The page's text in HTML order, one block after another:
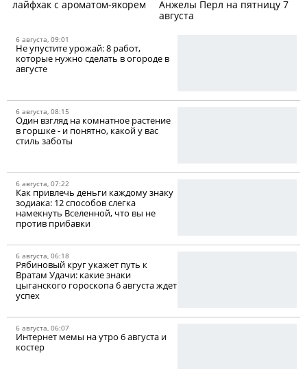
лайфхак с ароматом-якорем
Анжелы Перл на пятницу 7
августа
6 августа, 09:01
Не упустите урожай: 8 работ,
которые нужно сделать в огороде в
августе
6 августа, 08:15
Один взгляд на комнатное растение
в горшке - и понятно, какой у вас
стиль заботы
6 августа, 07:22
Как привлечь деньги каждому знаку
зодиака: 12 способов слегка
намекнуть Вселенной, что вы не
против прибавки
6 августа, 06:18
Рябиновый круг укажет путь к
Вратам Удачи: какие знаки
цыганского гороскопа 6 августа ждет
успех
6 августа, 06:07
Интернет мемы на утро 6 августа и
костер